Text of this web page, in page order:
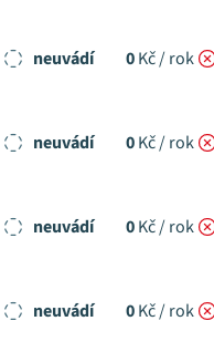
neuvádí 0Kč / rok
neuvádí 0Kč / rok
neuvádí 0Kč / rok
neuvádí 0Kč / rok